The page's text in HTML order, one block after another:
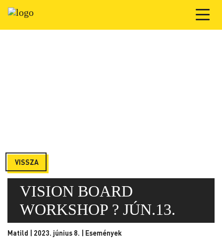
VISSZA
VISION BOARD
WORKSHOP ? JÚN.13.
Matild | 2023. június 8. | Események